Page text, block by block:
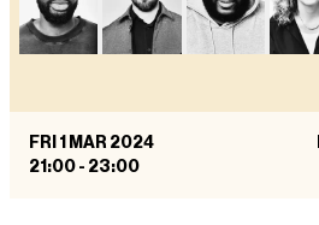
FRI 1 MAR 2024
21:00 - 23:00